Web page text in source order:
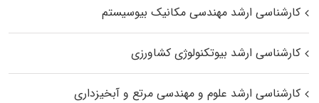
کارشناسی ارشد مهندسی مکانیک بیوسیستم
کارشناسی ارشد بیوتکنولوژی کشاورزی
کارشناسی ارشد علوم و مهندسی مرتع و آبخیزداری